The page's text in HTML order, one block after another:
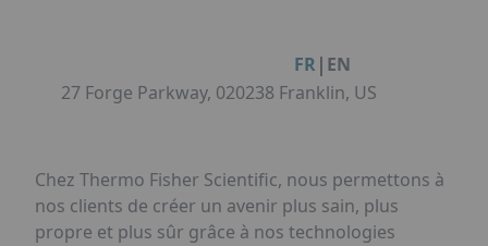
Accéder au complexe
Nos références
Politique RSE
FR | EN
27 Forge Parkway, 020238 Franklin, US
Chez Thermo Fisher Scientific, nous permettons à
nos clients de créer un avenir plus sain, plus
propre et plus sûr grâce à nos technologies